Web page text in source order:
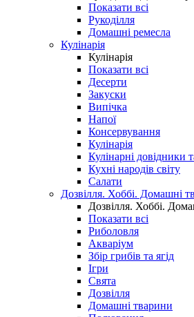
Показати всі
Рукоділля
Домашні ремесла
Кулінарія
Кулінарія
Показати всі
Десерти
Закуски
Випічка
Напої
Консервування
Кулінарія
Кулінарні довідники
Кухні народів світу
Салати
Дозвілля. Хоббі. Домашні
Дозвілля. Хоббі.
Показати всі
Риболовля
Акваріум
Збір грибів та ягід
Ігри
Свята
Дозвілля
Домашні тварини